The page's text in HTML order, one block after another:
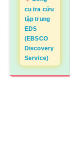
cụ tra cứu
tập trung
EDS
(EBSCO
Discovery
Service)